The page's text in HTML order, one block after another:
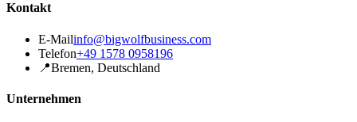
Kontakt
E-Mailinfo@bigwolfbusiness.com
Telefon+49 1578 0958196
📍Bremen, Deutschland
Unternehmen